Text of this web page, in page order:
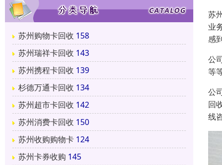
苏州购物卡回收 158
苏州瑞祥卡回收 143
苏州携程卡回收 139
杉德万通卡回收 134
苏州超市卡回收 142
苏州消费卡回收 150
苏州收购购物卡 124
苏州卡券收购 145
苏
业
感
公
等
公
回
线